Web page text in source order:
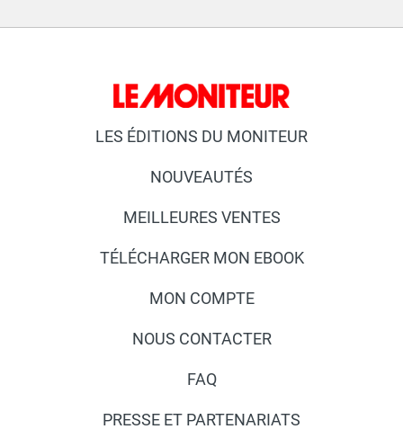
LES ÉDITIONS DU MONITEUR
NOUVEAUTÉS
MEILLEURES VENTES
TÉLÉCHARGER MON EBOOK
MON COMPTE
NOUS CONTACTER
FAQ
PRESSE ET PARTENARIATS